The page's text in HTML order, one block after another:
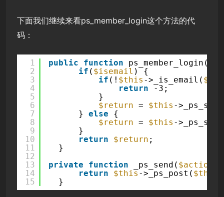
下面我们继续来看ps_member_login这个方法的代
码：
1
2
3
4
5
6
7
8
9
10
11
12
13
14
15
public function ps_member_login(
if ( $isemail ) {
if (! $this ->_is_email(
return
-3;
}
$return = $this -
} else
{
$return = $this -
}
return
$return ;
}
private
function _ps_send( $action
return
$this ->_ps_post( $this
}